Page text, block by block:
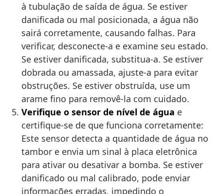
à tubulação de saída de água. Se estiver
danificada ou mal posicionada, a água não
sairá corretamente, causando falhas. Para
verificar, desconecte-a e examine seu estado.
Se estiver danificada, substitua-a. Se estiver
dobrada ou amassada, ajuste-a para evitar
obstruções. Se estiver obstruída, use um
arame fino para removê-la com cuidado.
Verifique o sensor de nível de água e
certifique-se de que funciona corretamente:
Este sensor detecta a quantidade de água no
tambor e envia um sinal à placa eletrônica
para ativar ou desativar a bomba. Se estiver
danificado ou mal calibrado, pode enviar
informações erradas, impedindo o